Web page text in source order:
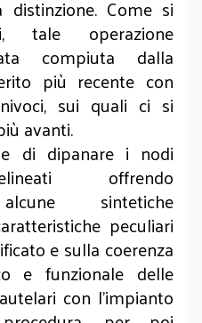
distinzione. Come si
tale operazione
compiuta dalla
più recente con
sui quali ci si
avanti.
di dipanare i nodi
offrendo
sintetiche
peculiari
e sulla coerenza
e funzionale delle
con l’impianto